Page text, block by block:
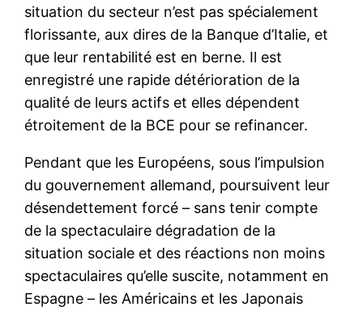
situation du secteur n’est pas spécialement
florissante, aux dires de la Banque d’Italie, et
que leur rentabilité est en berne. Il est
enregistré une rapide détérioration de la
qualité de leurs actifs et elles dépendent
étroitement de la BCE pour se refinancer.
Pendant que les Européens, sous l’impulsion
du gouvernement allemand, poursuivent leur
désendettement forcé – sans tenir compte
de la spectaculaire dégradation de la
situation sociale et des réactions non moins
spectaculaires qu’elle suscite, notamment en
Espagne – les Américains et les Japonais